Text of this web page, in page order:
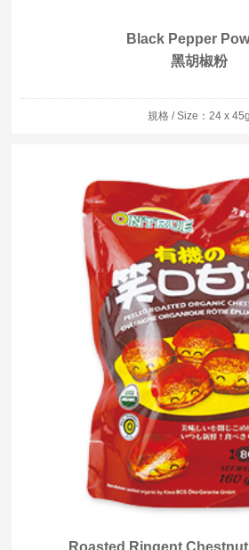
Black Pepper
黑胡椒粉
規格 / Size：24 x 45g
Roasted Ringent Chestnut